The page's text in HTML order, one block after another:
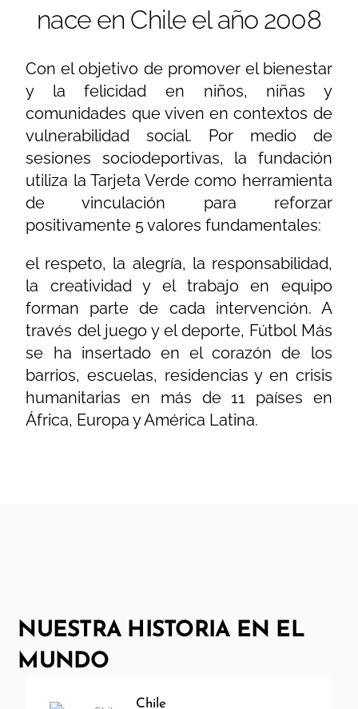
nace en Chile el año 2008
Con el objetivo de promover el bienestar
y la felicidad en niños, niñas y
comunidades que viven en contextos de
vulnerabilidad social. Por medio de
sesiones sociodeportivas, la fundación
utiliza la Tarjeta Verde como herramienta
de vinculación para reforzar
positivamente 5 valores fundamentales:
el respeto, la alegría, la responsabilidad,
la creatividad y el trabajo en equipo
forman parte de cada intervención. A
través del juego y el deporte, Fútbol Más
se ha insertado en el corazón de los
barrios, escuelas, residencias y en crisis
humanitarias en más de 11 países en
África, Europa y América Latina.
NUESTRA HISTORIA EN EL
MUNDO
Chile